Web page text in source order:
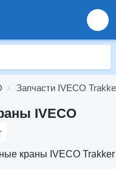
Запчасти IVECO
IVECO
краны IVECO Trakker